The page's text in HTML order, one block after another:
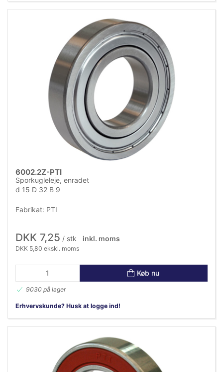
6002.2Z-PTI
Sporkugleleje, enradet
d 15 D 32 B 9
Fabrikat: PTI
DKK 7,25 / stk inkl. moms
DKK 5,80 ekskl. moms
Køb nu
9030 på lager
Erhvervskunde? Husk at logge ind!